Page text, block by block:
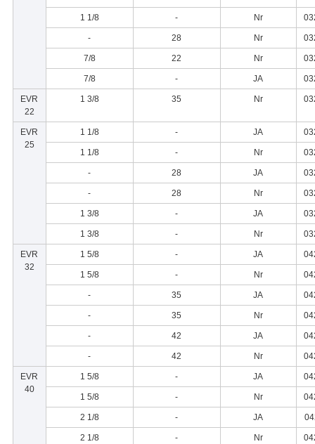
1 1/8 - Nr
- 28 Nr
7/8 22 Nr
7/8 - JA
EVR
22
1 3/8 35 Nr
EVR
25
1 1/8 - JA
1 1/8 - Nr
- 28 JA
- 28 Nr
1 3/8 - JA
1 3/8 - Nr
EVR
32
1 5/8 - JA
1 5/8 - Nr
- 35 JA
- 35 Nr
- 42 JA
- 42 Nr
EVR
40
1 5/8 - JA
1 5/8 - Nr
2 1/8 - JA
2 1/8 - Nr